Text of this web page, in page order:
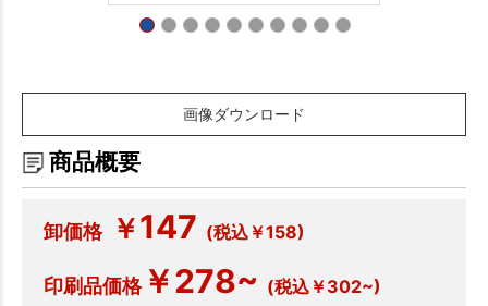
画像ダウンロード
商品概要
卸価格 ￥147 (税込￥158)
印刷品価格￥278~ (税込￥302~)